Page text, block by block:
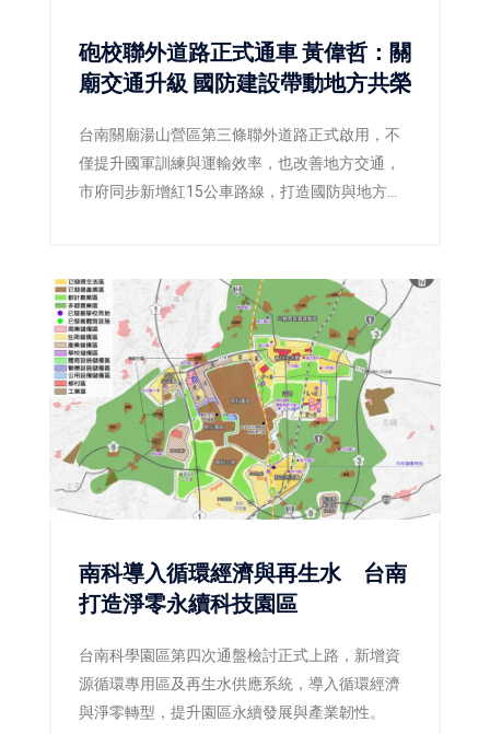
砲校聯外道路正式通車 黃偉哲：關
廟交通升級 國防建設帶動地方共榮
台南關廟湯山營區第三條聯外道路正式啟用，不
僅提升國軍訓練與運輸效率，也改善地方交通，
市府同步新增紅15公車路線，打造國防與地方雙
南科導入循環經濟與再生水 台南
打造淨零永續科技園區
台南科學園區第四次通盤檢討正式上路，新增資
源循環專用區及再生水供應系統，導入循環經濟
與淨零轉型，提升園區永續發展與產業韌性。